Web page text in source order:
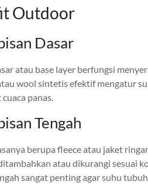
Outdoor
Dasar
atau base layer berfungsi
wool sintetis efektif mengatur
panas.
Tengah
berupa fleece atau jaket
atau dikurangi sesuai
sangat penting agar suhu